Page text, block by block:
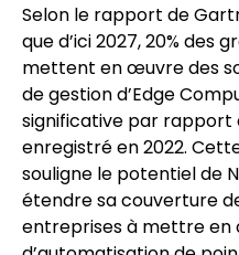
Selon le rapport de
que d’ici 2027, 20% des
mettent en œuvre des
de gestion d’Edge
significative par rapport
enregistré en 2022.
souligne le potentiel de
étendre sa couverture
entreprises à mettre en